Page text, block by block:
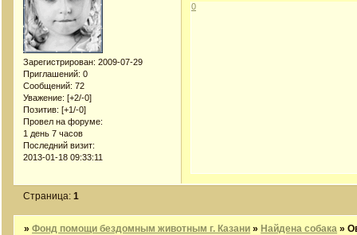
Зарегистрирован: 2009-07-29
Приглашений: 0
Сообщений: 72
Уважение: [+2/-0]
Позитив: [+1/-0]
Провел на форуме:
1 день 7 часов
Последний визит:
2013-01-18 09:33:11
0
Страница:1
»Фонд помощи бездомным животным г. Казани » Найдена собака »